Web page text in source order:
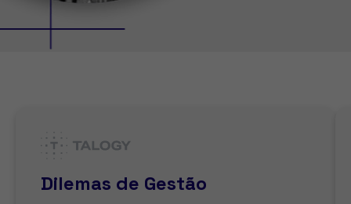
Dilemas de Gestão